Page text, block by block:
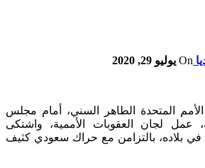
On يوليو 29, 2020
الأمم المتحدة الطاهر السني، أمام مجلس
عمل لجان العقوبات الأممية، واشتكى
بلاده، بالتزامن مع حراك سعودي كثيف